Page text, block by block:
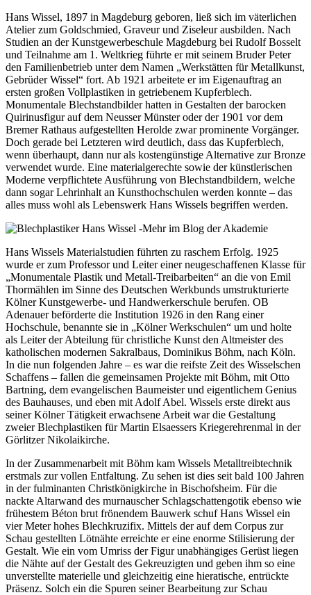
Hans Wissel, 1897 in Magdeburg geboren, ließ sich im väterlichen
Atelier zum Goldschmied, Graveur und Ziseleur ausbilden. Nach
Studien an der Kunstgewerbeschule Magdeburg bei Rudolf Bosselt
und Teilnahme am 1. Weltkrieg führte er mit seinem Bruder Peter
den Familienbetrieb unter dem Namen „Werkstätten für Metallkunst,
Gebrüder Wissel“ fort. Ab 1921 arbeitete er im Eigenauftrag an
ersten großen Vollplastiken in getriebenem Kupferblech.
Monumentale Blechstandbilder hatten in Gestalten der barocken
Quirinusfigur auf dem Neusser Münster oder der 1901 vor dem
Bremer Rathaus aufgestellten Herolde zwar prominente Vorgänger.
Doch gerade bei Letzteren wird deutlich, dass das Kupferblech,
wenn überhaupt, dann nur als kostengünstige Alternative zur Bronze
verwendet wurde. Eine materialgerechte sowie der künstlerischen
Moderne verpflichtete Ausführung von Blechstandbildern, welche
dann sogar Lehrinhalt an Kunsthochschulen werden konnte – das
alles muss wohl als Lebenswerk Hans Wissels begriffen werden.
Hans Wissels Materialstudien führten zu raschem Erfolg. 1925
wurde er zum Professor und Leiter einer neugeschaffenen Klasse für
„Monumentale Plastik und Metall-Treibarbeiten“ an die von Emil
Thormählen im Sinne des Deutschen Werkbunds umstrukturierte
Kölner Kunstgewerbe- und Handwerkerschule berufen. OB
Adenauer beförderte die Institution 1926 in den Rang einer
Hochschule, benannte sie in „Kölner Werkschulen“ um und holte
als Leiter der Abteilung für christliche Kunst den Altmeister des
katholischen modernen Sakralbaus, Dominikus Böhm, nach Köln.
In die nun folgenden Jahre – es war die reifste Zeit des Wisselschen
Schaffens – fallen die gemeinsamen Projekte mit Böhm, mit Otto
Bartning, dem evangelischen Baumeister und eigentlichem Genius
des Bauhauses, und eben mit Adolf Abel. Wissels erste direkt aus
seiner Kölner Tätigkeit erwachsene Arbeit war die Gestaltung
zweier Blechplastiken für Martin Elsaessers Kriegerehrenmal in der
Görlitzer Nikolaikirche.
In der Zusammenarbeit mit Böhm kam Wissels Metalltreibtechnik
erstmals zur vollen Entfaltung. Zu sehen ist dies seit bald 100 Jahren
in der fulminanten Christkönigkirche in Bischofsheim. Für die
nackte Altarwand des murnauscher Schlagschattengotik ebenso wie
frühestem Béton brut frönendem Bauwerk schuf Hans Wissel ein
vier Meter hohes Blechkruzifix. Mittels der auf dem Corpus zur
Schau gestellten Lötnähte erreichte er eine enorme Stilisierung der
Gestalt. Wie ein vom Umriss der Figur unabhängiges Gerüst liegen
die Nähte auf der Gestalt des Gekreuzigten und geben ihm so eine
unverstellte materielle und gleichzeitig eine hieratische, entrückte
Präsenz. Solch ein die Spuren seiner Bearbeitung zur Schau